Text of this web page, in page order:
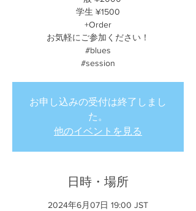
学生 ¥1500
+Order
お気軽にご参加ください！
#blues
#session
お申し込みの受付は終了しまし
た。
他のイベントを見る
日時・場所
2024年6月07日 19:00 JST